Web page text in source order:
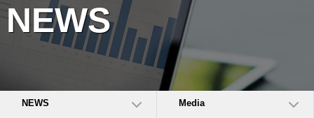
NEWS
NEWS Media